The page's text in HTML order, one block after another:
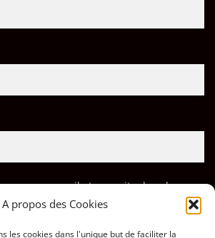
A propos des Cookies
les cookies dans l'unique but de faciliter la
mon e-mail et mon site dans le
prochain commentaire.